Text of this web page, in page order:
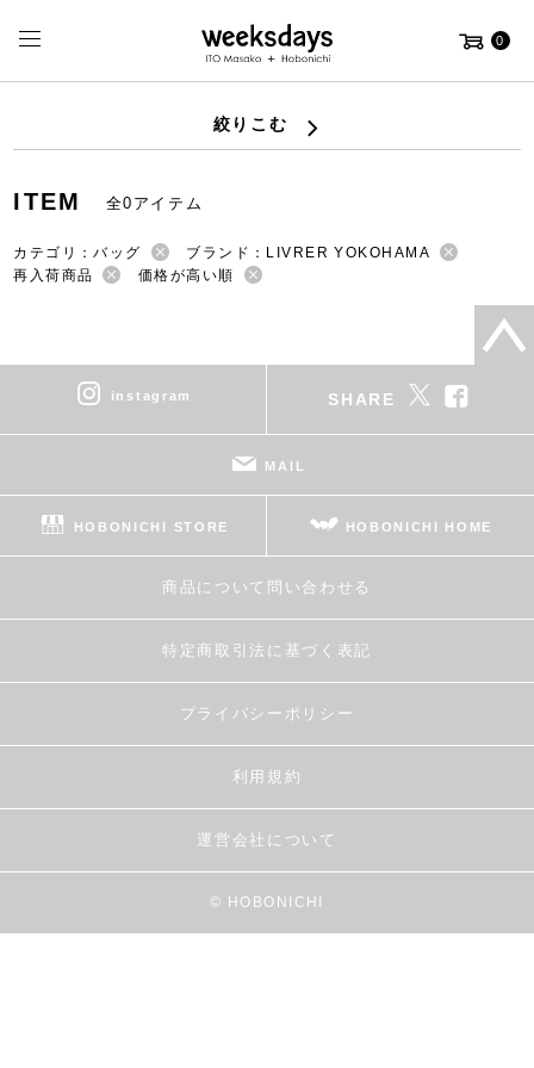
0
絞りこむ
ITEM 全0アイテム
カテゴリ：バッグ
ブランド：LIVRER YOKOHAMA
再入荷商品
価格が高い順
instagram SHARE
MAIL
HOBONICHI STORE HOBONICHI HOME
商品について問い合わせる
特定商取引法に基づく表記
プライバシーポリシー
利用規約
運営会社について
© HOBONICHI